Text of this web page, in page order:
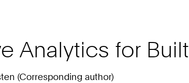
Analytics for
(Corresponding author)